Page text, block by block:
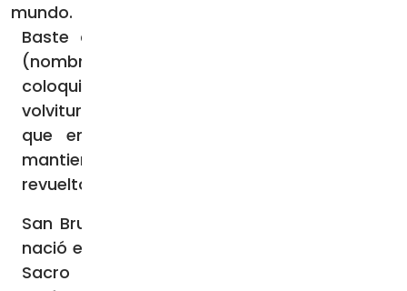
mundo.
Baste considerar el lema de la «cartuja»
(nombre con el que se designa
coloquialmente a la Orden): «Stat Crux dum
volvitur orbis Stat Crux dum volvitur orbis»,
que en latín quiere decir: «La Cruz se
mantiene firme mientras el mundo está
revuelto».
San Bruno (c. 1030 – 6 de octubre de 1101)
nació en Colonia, en ese entonces parte del
Sacro Imperio Romano Germánico. Fue